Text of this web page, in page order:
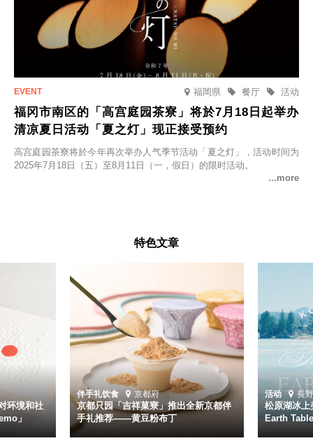
福岡県 活动
餐厅
福冈市南区的「高宫庭园茶寮」将於7月18日起举办
清凉夏日活动「夏之灯」现正接受预约
高宫庭园茶寮将於今年再次举办人气季节活动「夏之灯」，活动时间为
2025年7月18日（五）至8月11日（一，假日）的限时活动。
特色文章
环境和社
」
伴手礼饮食 京都府
京都只园「吉祥菓寮」推出全新京都伴
手礼推荐——黄豆粉布丁
活动 長
松原湖冰
Earth